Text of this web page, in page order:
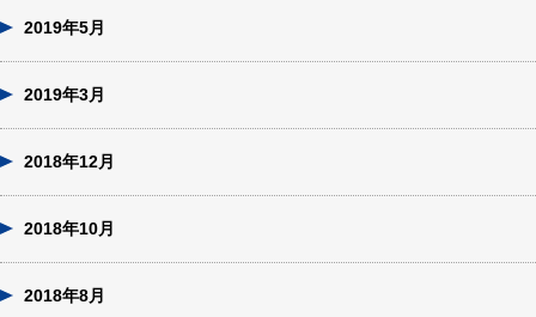
2019年5月
2019年3月
2018年12月
2018年10月
2018年8月